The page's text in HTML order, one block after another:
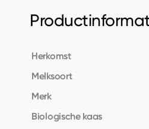
Herkomst
Melksoort
Merk
Biologische kaas